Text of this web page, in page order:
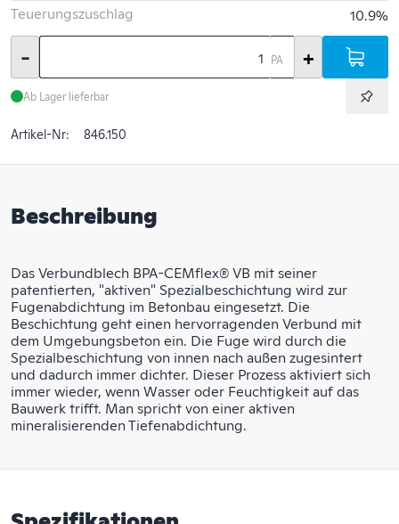
Teuerungszuschlag
10.9%
- PA +
Ab Lager lieferbar
Artikel-Nr: 846.150
Beschreibung
Das Verbundblech BPA-CEMflex® VB mit seiner
patentierten, "aktiven" Spezialbeschichtung wird zur
Fugenabdichtung im Betonbau eingesetzt. Die
Beschichtung geht einen hervorragenden Verbund mit
dem Umgebungsbeton ein. Die Fuge wird durch die
Spezialbeschichtung von innen nach außen zugesintert
und dadurch immer dichter. Dieser Prozess aktiviert sich
immer wieder, wenn Wasser oder Feuchtigkeit auf das
Bauwerk trifft. Man spricht von einer aktiven
mineralisierenden Tiefenabdichtung.